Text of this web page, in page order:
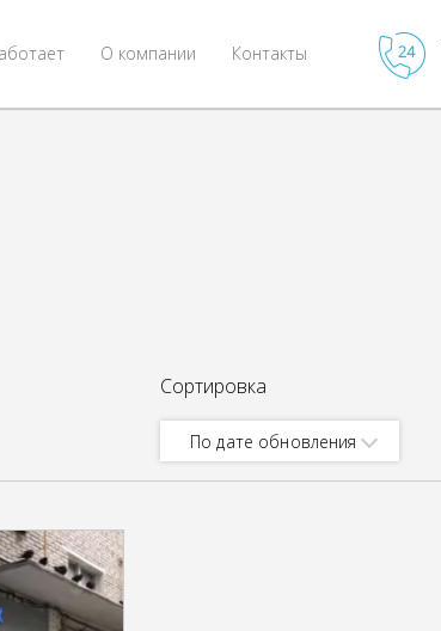
Контакты
О компании
Сортировка
По дате обновления